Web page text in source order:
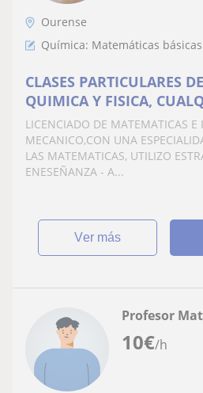
Ourense
Química: Matemáticas básicas
CLASES PARTICULARES
QUIMICA Y FISICA,
ACADEMICO
LICENCIADO DE MATEMATICAS E
MECANICO,CON UNA
LAS MATEMATICAS, UTILIZO
ENESEÑANZA - A...
ver más
10€/h
Profesor